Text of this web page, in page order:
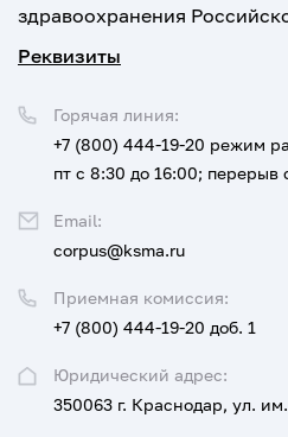
здравоохранения
Реквизиты
Юридический адрес:
350063 г. Краснодар, ул.
Приемная комиссия:
+7 (800) 444-19-20 доб. 1
Горячая линия:
+7 (800) 444-19-20 режим
пт с 8:30 до 16:00; перерыв
Email:
corpus@ksma.ru